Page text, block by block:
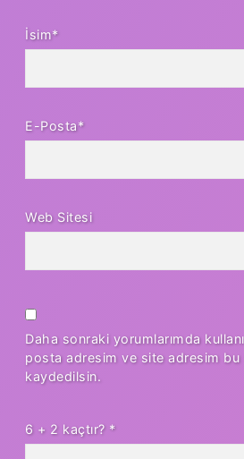
İsim*
E-Posta*
Web Sitesi
Daha sonraki yorumlarımda
posta adresim ve site adresim bu
kaydedilsin.
6 + 2 kaçtır? *